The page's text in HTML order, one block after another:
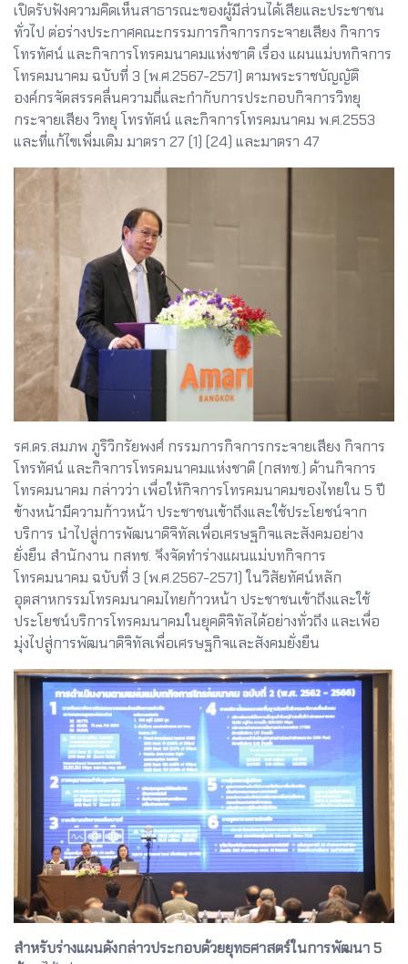
เปิดรับฟังความคิดเห็นสาธารณะของผู้มีส่วนได้เสียและประชาชน
ทั่วไป ต่อร่างประกาศคณะกรรมการกิจการกระจายเสียง กิจการ
โทรทัศน์ และกิจการโทรคมนาคมแห่งชาติ เรื่อง แผนแม่บทกิจการ
โทรคมนาคม ฉบับที่ 3 (พ.ศ.2567-2571) ตามพระราชบัญญัติ
องค์กรจัดสรรคลื่นความถี่และกำกับการประกอบกิจการวิทยุ
กระจายเสียง วิทยุ โทรทัศน์ และกิจการโทรคมนาคม พ.ศ.2553
และที่แก้ไขเพิ่มเติม มาตรา 27 (1) (24) และมาตรา 47
รศ.ดร.สมภพ ภูริวิกรัยพงศ์ กรรมการกิจการกระจายเสียง กิจการ
โทรทัศน์ และกิจการโทรคมนาคมแห่งชาติ (กสทช.) ด้านกิจการ
โทรคมนาคม กล่าวว่า เพื่อให้กิจการโทรคมนาคมของไทยใน 5 ปี
ข้างหน้ามีความก้าวหน้า ประชาชนเข้าถึงและใช้ประโยชน์จาก
บริการ นำไปสู่การพัฒนาดิจิทัลเพื่อเศรษฐกิจและสังคมอย่าง
ยั่งยืน สำนักงาน กสทช. จึงจัดทำร่างแผนแม่บทกิจการ
โทรคมนาคม ฉบับที่ 3 (พ.ศ.2567-2571) ในวิสัยทัศน์หลัก
อุตสาหกรรมโทรคมนาคมไทยก้าวหน้า ประชาชนเข้าถึงและใช้
ประโยชน์บริการโทรคมนาคมในยุคดิจิทัลได้อย่างทั่วถึง และเพื่อ
มุ่งไปสู่การพัฒนาดิจิทัลเพื่อเศรษฐกิจและสังคมยั่งยืน
สำหรับร่างแผนดังกล่าวประกอบด้วยยุทธศาสตร์ในการพัฒนา 5